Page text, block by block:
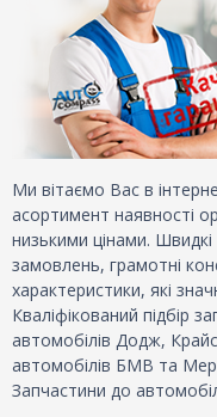
Ми вітаємо Вас в
асортимент наявності
низькими цінами. Швидкі
замовлень, грамотні
характеристики, які
Кваліфікований підбір
автомобілів Додж,
автомобілів БМВ та
Запчастини до